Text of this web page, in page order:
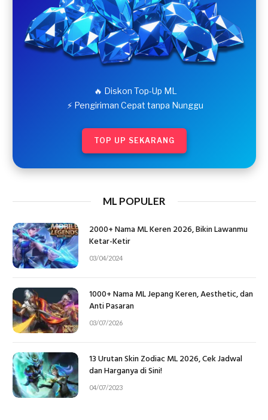
🔥 Diskon Top-Up ML
⚡ Pengiriman Cepat tanpa Nunggu
TOP UP SEKARANG
ML POPULER
2000+ Nama ML Keren 2026, Bikin Lawanmu
Ketar-Ketir
03/04/2024
1000+ Nama ML Jepang Keren, Aesthetic, dan
Anti Pasaran
03/07/2026
13 Urutan Skin Zodiac ML 2026, Cek Jadwal
dan Harganya di Sini!
04/07/2023